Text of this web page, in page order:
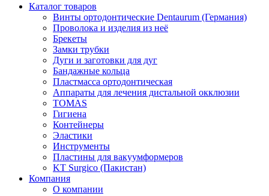
Каталог товаров
Винты ортодонтические Dentaurum (Германия)
Проволока и изделия из неё
Брекеты
Замки трубки
Дуги и заготовки для дуг
Бандажные кольца
Пластмасса ортодонтическая
Аппараты для лечения дистальной окклюзии
TOMAS
Гигиена
Контейнеры
Эластики
Инструменты
Пластины для вакуумформеров
KT Surgico (Пакистан)
Компания
О компании